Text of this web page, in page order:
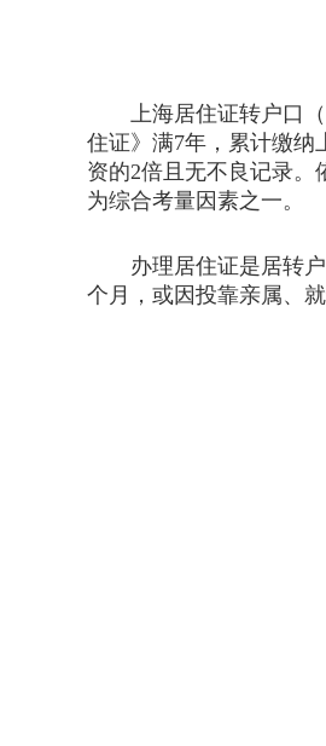
上海居住证转户口（
住证》满7年，累计缴纳
资的2倍且无不良记录
为综合考量因素之一。
办理居住证是居转户
个月，或因投靠亲属、